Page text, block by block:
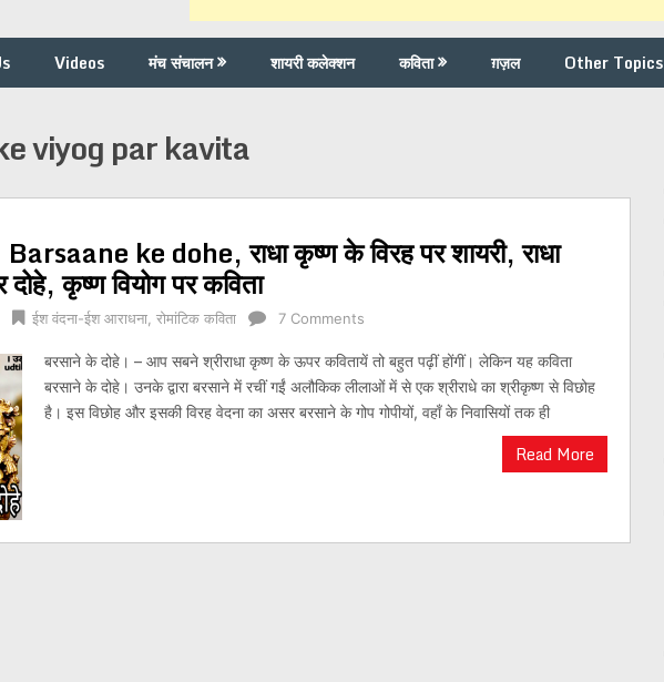
Videos मंच संचालन शायरी कलेक्शन कविता ग़ज़ल Other Topics
viyog par kavita
ke dohe, राधा कृष्ण के विरह पर शायरी, राधा
कृष्ण वियोग पर कविता
ईश वंदना-ईश आराधना रोमांटिक कविता 7 Comments
बरसाने के दोहे। – आप सबने श्रीराधा कृष्ण के ऊपर कवितायें तो बहुत पढ़ीं होंगीं। लेकिन यह कविता
बरसाने के दोहे। उनके द्वारा बरसाने में रचीं गईं अलौकिक लीलाओं में से एक श्रीराधे का श्रीकृष्ण से विछोह
है। इस विछोह और इसकी विरह वेदना का असर बरसाने के गोप गोपीयों, वहाँ के निवासियों तक ही
Read More